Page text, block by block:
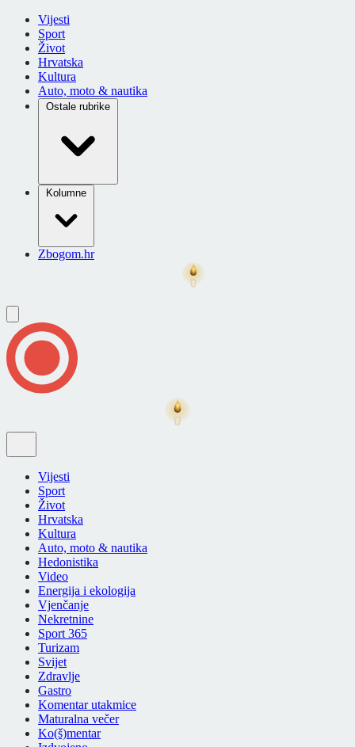
Vijesti
Sport
Život
Hrvatska
Kultura
Auto, moto & nautika
Ostale rubrike
Kolumne
Zbogom.hr
Vijesti
Sport
Život
Hrvatska
Kultura
Auto, moto & nautika
Hedonistika
Video
Energija i ekologija
Vjenčanje
Nekretnine
Sport 365
Turizam
Svijet
Zdravlje
Gastro
Komentar utakmice
Maturalna večer
Ko(š)mentar